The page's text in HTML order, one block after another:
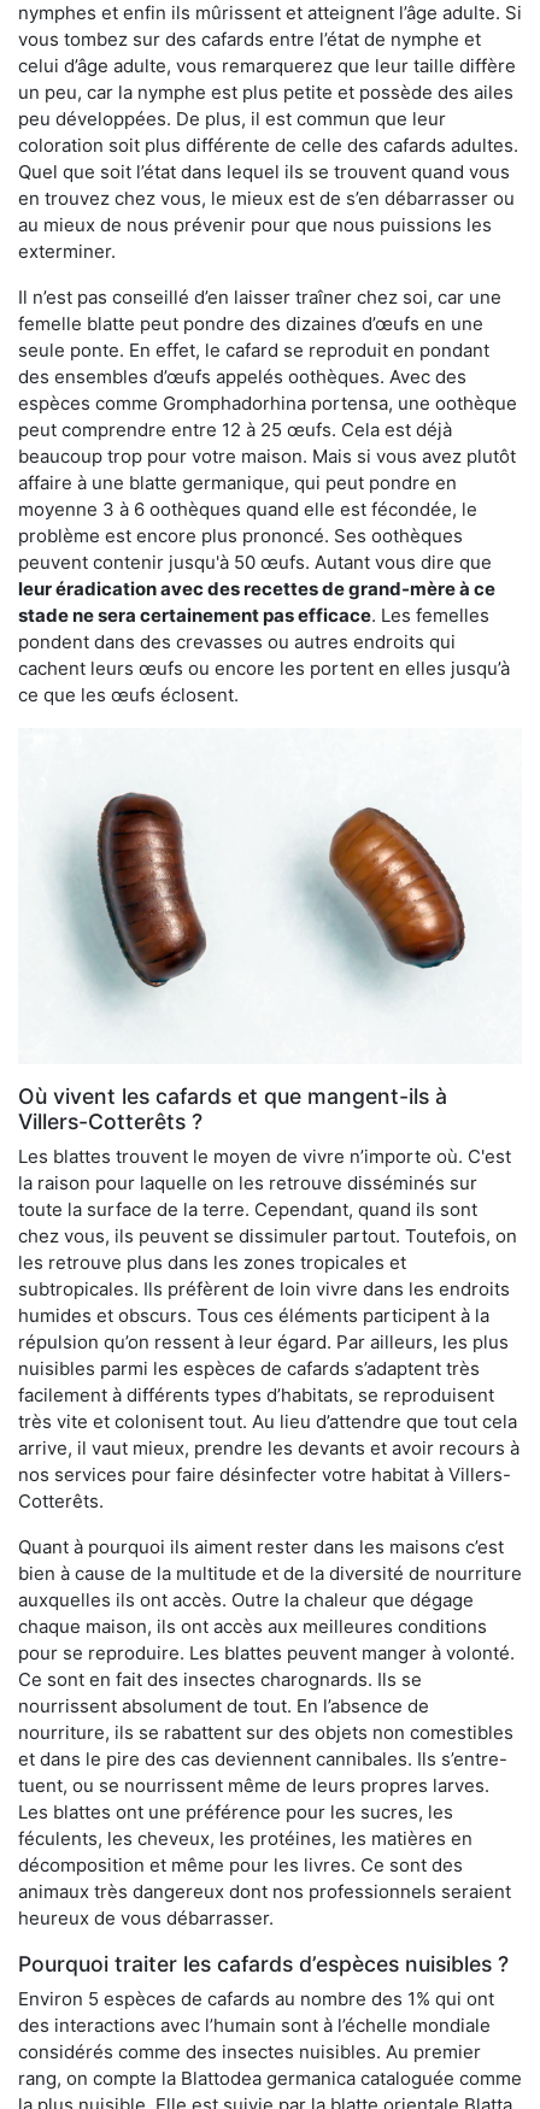
nymphes et enfin ils mûrissent et atteignent l’âge adulte. Si
vous tombez sur des cafards entre l’état de nymphe et
celui d’âge adulte, vous remarquerez que leur taille diffère
un peu, car la nymphe est plus petite et possède des ailes
peu développées. De plus, il est commun que leur
coloration soit plus différente de celle des cafards adultes.
Quel que soit l’état dans lequel ils se trouvent quand vous
en trouvez chez vous, le mieux est de s’en débarrasser ou
au mieux de nous prévenir pour que nous puissions les
exterminer.
Il n’est pas conseillé d’en laisser traîner chez soi, car une
femelle blatte peut pondre des dizaines d’œufs en une
seule ponte. En effet, le cafard se reproduit en pondant
des ensembles d’œufs appelés oothèques. Avec des
espèces comme Gromphadorhina portensa, une oothèque
peut comprendre entre 12 à 25 œufs. Cela est déjà
beaucoup trop pour votre maison. Mais si vous avez plutôt
affaire à une blatte germanique, qui peut pondre en
moyenne 3 à 6 oothèques quand elle est fécondée, le
problème est encore plus prononcé. Ses oothèques
peuvent contenir jusqu'à 50 œufs. Autant vous dire que
leur éradication avec des recettes de grand-mère à ce
stade ne sera certainement pas efficace. Les femelles
pondent dans des crevasses ou autres endroits qui
cachent leurs œufs ou encore les portent en elles jusqu’à
ce que les œufs éclosent.
Où vivent les cafards et que mangent-ils à
Villers-Cotterêts ?
Les blattes trouvent le moyen de vivre n’importe où. C'est
la raison pour laquelle on les retrouve disséminés sur
toute la surface de la terre. Cependant, quand ils sont
chez vous, ils peuvent se dissimuler partout. Toutefois, on
les retrouve plus dans les zones tropicales et
subtropicales. Ils préfèrent de loin vivre dans les endroits
humides et obscurs. Tous ces éléments participent à la
répulsion qu’on ressent à leur égard. Par ailleurs, les plus
nuisibles parmi les espèces de cafards s’adaptent très
facilement à différents types d’habitats, se reproduisent
très vite et colonisent tout. Au lieu d’attendre que tout cela
arrive, il vaut mieux, prendre les devants et avoir recours à
nos services pour faire désinfecter votre habitat à Villers-
Cotterêts.
Quant à pourquoi ils aiment rester dans les maisons c’est
bien à cause de la multitude et de la diversité de nourriture
auxquelles ils ont accès. Outre la chaleur que dégage
chaque maison, ils ont accès aux meilleures conditions
pour se reproduire. Les blattes peuvent manger à volonté.
Ce sont en fait des insectes charognards. Ils se
nourrissent absolument de tout. En l’absence de
nourriture, ils se rabattent sur des objets non comestibles
et dans le pire des cas deviennent cannibales. Ils s’entre-
tuent, ou se nourrissent même de leurs propres larves.
Les blattes ont une préférence pour les sucres, les
féculents, les cheveux, les protéines, les matières en
décomposition et même pour les livres. Ce sont des
animaux très dangereux dont nos professionnels seraient
heureux de vous débarrasser.
Pourquoi traiter les cafards d’espèces nuisibles ?
Environ 5 espèces de cafards au nombre des 1% qui ont
des interactions avec l’humain sont à l’échelle mondiale
considérés comme des insectes nuisibles. Au premier
rang, on compte la Blattodea germanica cataloguée comme